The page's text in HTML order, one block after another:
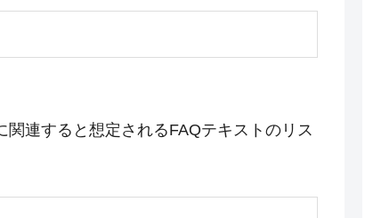
関連すると想定されるFAQテキストのリス